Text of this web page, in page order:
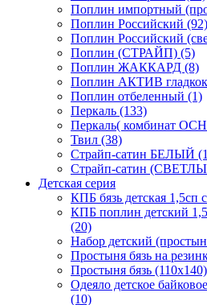
Поплин импортный
Поплин Российский (92)
Поплин Российский
Поплин (СТРАЙП) (5)
Поплин ЖАККАРД (8)
Поплин АКТИВ
Поплин отбеленный (1)
Перкаль (133)
Перкаль( комбинат
Твил (38)
Страйп-сатин БЕЛЫЙ
Страйп-сатин
Детская серия
КПБ бязь детская 1,5сп
КПБ поплин детский
(20)
Набор детский
Простыня бязь на
Простыня бязь
Одеяло детское
(10)